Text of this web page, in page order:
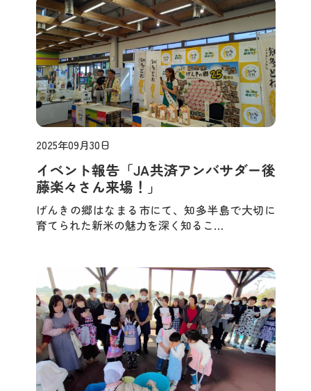
2025年09月30日
イベント報告「JA共済アンバサダー後
藤楽々さん来場！」
げんきの郷はなまる市にて、知多半島で大切に
育てられた新米の魅力を深く知るこ…